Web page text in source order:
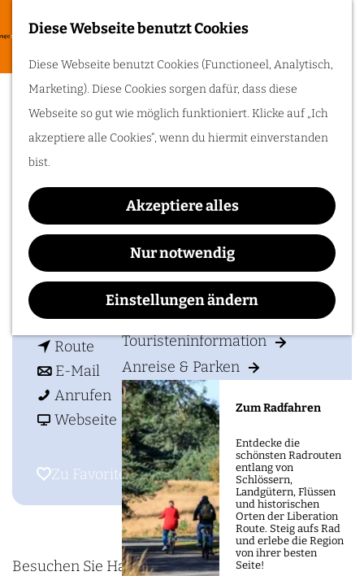
Diese Webseite benutzt Cookies
Diese Webseite benutzt Cookies (Functioneel, Analytisch,
Marketing). Diese Cookies sorgen dafür, dass diese
Webseite so gut wie möglich funktioniert. Klicke auf „Ich
akzeptiere alle Cookies“, wenn du hiermit einverstanden
bist.
Akzeptiere alles
Nur notwendig
Einstellungen ändern
e
M
e
n
ü
schönsten Radrouten
Schlössern,
und historischen
Route. Steig aufs Rad
Unterkünften
Zugänglichkeit
Touristeninformation
Anreise & Parken
Zum Radfahren
Entdecke die
schönsten Radrouten
entlang von
Schlössern,
Landgütern, Flüssen
und historischen
Orten der Liberation
Route. Steig aufs Rad
und erlebe die Region
von ihrer besten
Seite!
Haus Zypendaal
Kontakt
Huis Zypendaal
Zypendaalseweg 44
6814 CLArnhem
Route planenb
i
s
H
a
u
s
Z
y
p
e
n
Route
i
s
H
u
p
E-Mail
i
s
a
y
Anrufen
a
s
e
Webseite a
b
H
a
u
s
Z
Zu Favoriten hinzufügen
Zu Favoriten hinzufügen
Besuchen Sie Haus Zypendaal! Haus Zypendaal